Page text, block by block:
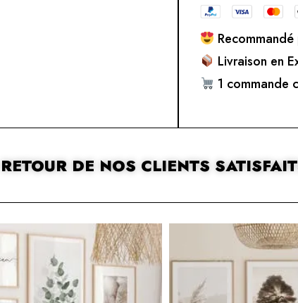
Livraison en
1 commande
RETOUR DE NOS CLIENTS